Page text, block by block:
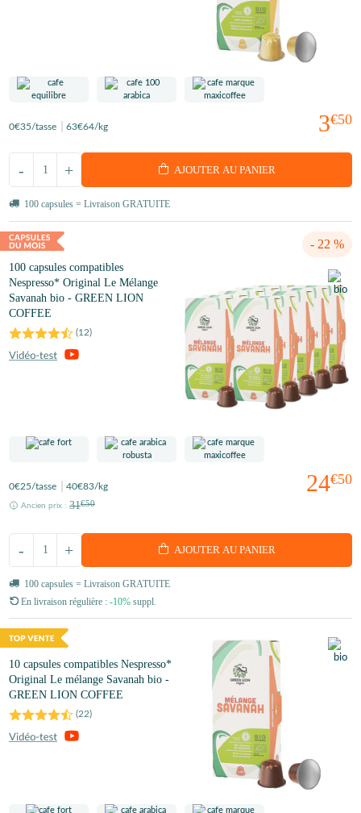
3€50
0€35/tasse 63€64/kg
+
- AJOUTER AU PANIER
100 capsules = Livraison GRATUITE
- 22 %
100 capsules compatibles
Nespresso* Original Le Mélange
Savanah bio - GREEN LION
COFFEE
(12)
24€50
0€25/tasse 40€83/kg
Ancien prix : 31€50
+
- AJOUTER AU PANIER
100 capsules = Livraison GRATUITE
En livraison régulière : -10% suppl.
10 capsules compatibles Nespresso*
Original Le mélange Savanah bio -
GREEN LION COFFEE
(22)